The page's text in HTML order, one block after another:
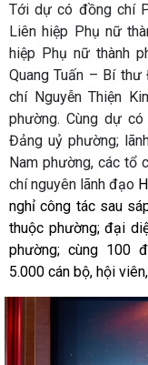
Tới dự có đồng chí
Liên hiệp Phụ nữ
hiệp Phụ nữ thành
Quang Tuấn – Bí
chí Nguyễn Thiện
phường. Cùng dự
Đảng uỷ phường;
Nam phường, các tổ
chí nguyên lãnh đạo
nghỉ công tác sau
thuộc phường; đại
phường; cùng 100
5.000 cán bộ, hội